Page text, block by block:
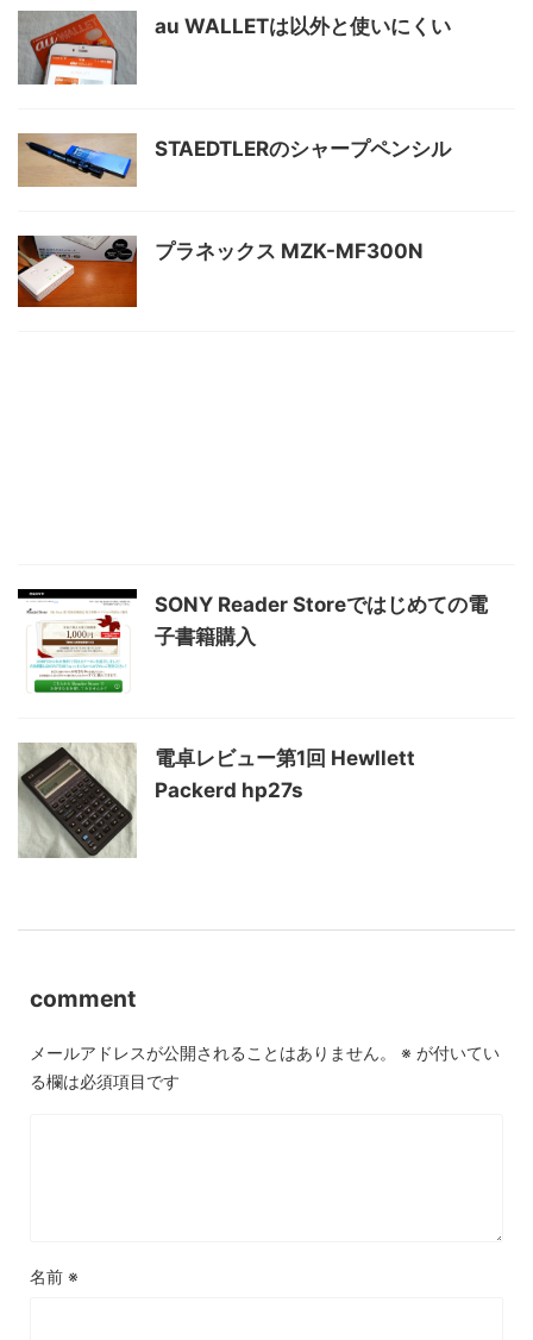
au WALLETは以外と使いにくい
STAEDTLERのシャープペンシル
プラネックス MZK-MF300N
SONY Reader Storeではじめての電
子書籍購入
電卓レビュー第1回 Hewllett
Packerd hp27s
comment
メールアドレスが公開されることはありません。 ※ が付いてい
る欄は必須項目です
名前 ※